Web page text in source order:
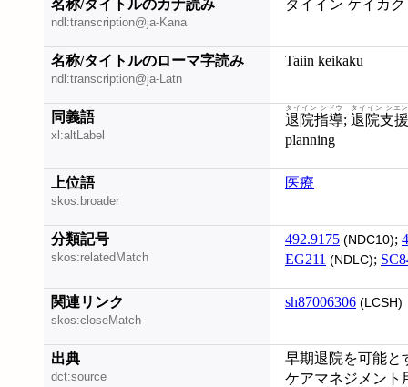
名称/タイトルのカナ読み
ndl:transcription@ja-Kana
タイイン ケイカク
名称/タイトルのローマ字読み
ndl:transcription@ja-Latn
Taiin keikaku
同義語
xl:altLabel
退院指導
タイイン シドウ
; 退院支援
タイイン シエン
planning
上位語
skos:broader
医療
分類記号
skos:relatedMatch
492.9175 (NDC10);
EG211 (NDLC);
関連リンク
skos:closeMatch
sh87006306 (LCSH)
出典
dct:source
早期退院を可能と
ケアマネジメント